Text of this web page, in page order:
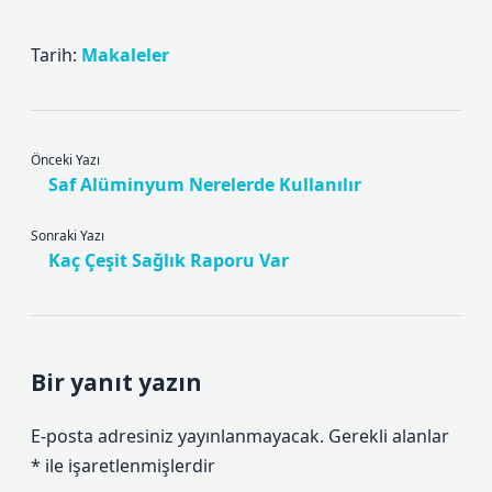
Tarih: Makaleler
Önceki Yazı
Saf Alüminyum Nerelerde Kullanılır
Sonraki Yazı
Kaç Çeşit Sağlık Raporu Var
Bir yanıt yazın
E-posta adresiniz yayınlanmayacak. Gerekli alanlar
* ile işaretlenmişlerdir